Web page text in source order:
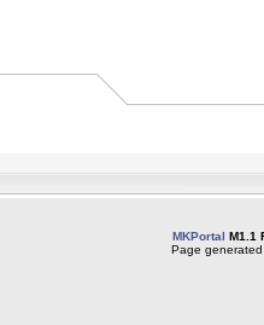
MKPortal M1.1
Page